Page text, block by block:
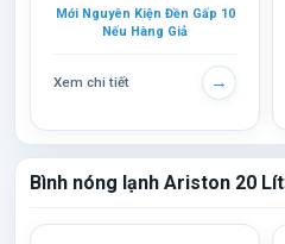
Mới Nguyên Kiện Đền Gấp 10
Nếu Hàng Giả
Xem chi tiết →
Bình nóng lạnh Ariston 20 Lít